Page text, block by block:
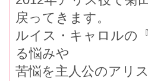
戻ってきます。
ルイス・キャロルの
る悩みや
苦悩を主人公のアリ